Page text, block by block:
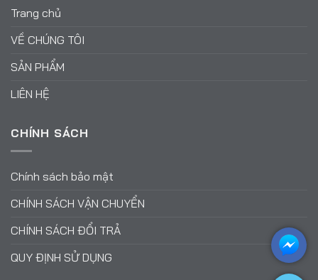
Trang chủ
VỀ CHÚNG TÔI
SẢN PHẨM
LIÊN HỆ
CHÍNH SÁCH
Chính sách bảo mật
CHÍNH SÁCH VẬN CHUYỂN
CHÍNH SÁCH ĐỔI TRẢ
QUY ĐỊNH SỬ DỤNG